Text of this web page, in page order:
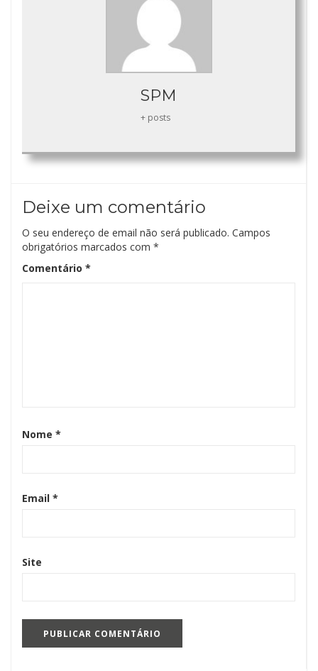
SPM
+ posts
Deixe um comentário
O seu endereço de email não será publicado. Campos
obrigatórios marcados com *
Comentário *
Nome *
Email *
Site